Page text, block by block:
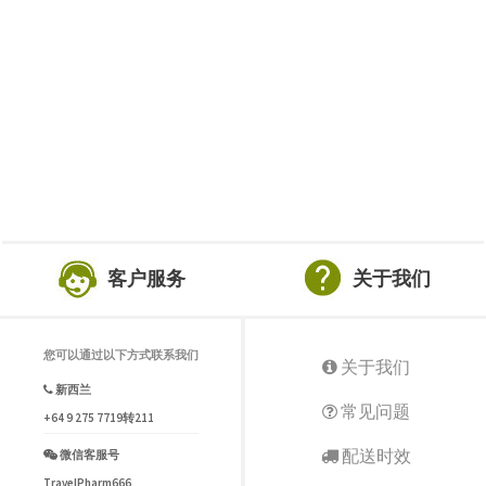
客户服务 关于我们
您可以通过以下方式联系我们
新西兰
+64 9 275 7719转211
微信客服号
TravelPharm666
关于我们
常见问题
配送时效